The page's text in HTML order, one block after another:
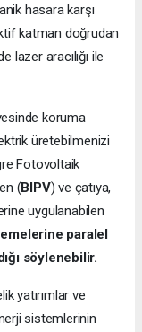
hasara karşı
katman doğrudan
aracılığı ile
koruma
üretebilmenizi
Fotovoltaik
(BIPV) ve çatıya,
uygulanabilen
paralel
söylenebilir.
yatırımlar ve
sistemlerinin